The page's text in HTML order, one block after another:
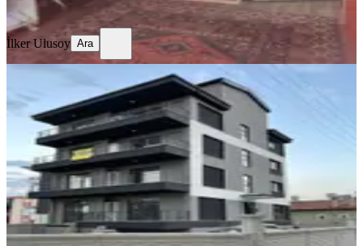
Ara
İlker Ulusoy Ara
SIFIR BİNA
Hkm Yapı Mühendislikten Satılık
Depolu Geniş 3+1 Daire
Konya, Karatay
3+1 ·155 m²·Yüksek giriş · 04.07.2026
4.300.000 ₺4.400.000 ₺
Hasan KUŞOĞLU